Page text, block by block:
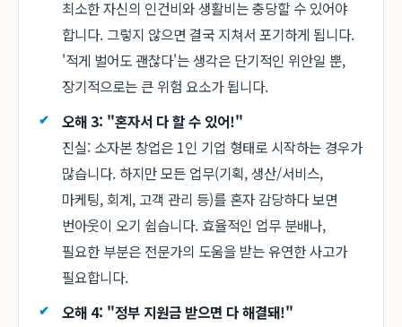
최소한 자신의 인건비와 생활비는 충당할 수 있어야
합니다. 그렇지 않으면 결국 지쳐서 포기하게 됩니다.
'적게 벌어도 괜찮다'는 생각은 단기적인 위안일 뿐,
장기적으로는 큰 위험 요소가 됩니다.
오해 3: "혼자서 다 할 수 있어!"
진실: 소자본 창업은 1인 기업 형태로 시작하는 경우가
많습니다. 하지만 모든 업무(기획, 생산/서비스,
마케팅, 회계, 고객 관리 등)를 혼자 감당하다 보면
번아웃이 오기 쉽습니다. 효율적인 업무 분배나,
필요한 부분은 전문가의 도움을 받는 유연한 사고가
필요합니다.
오해 4: "정부 지원금 받으면 다 해결돼!"